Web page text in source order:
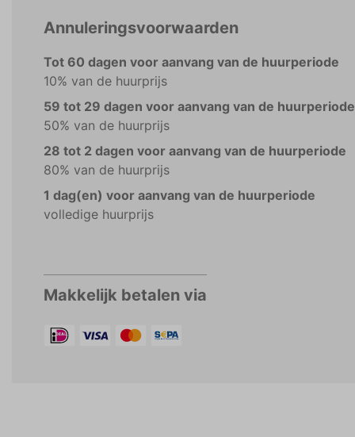
Annuleringsvoorwaarden
Tot 60 dagen voor aanvang van de huurperiode
10% van de huurprijs
59 tot 29 dagen voor aanvang van de huurperiode
50% van de huurprijs
28 tot 2 dagen voor aanvang van de huurperiode
80% van de huurprijs
1 dag(en) voor aanvang van de huurperiode
volledige huurprijs
Makkelijk betalen via